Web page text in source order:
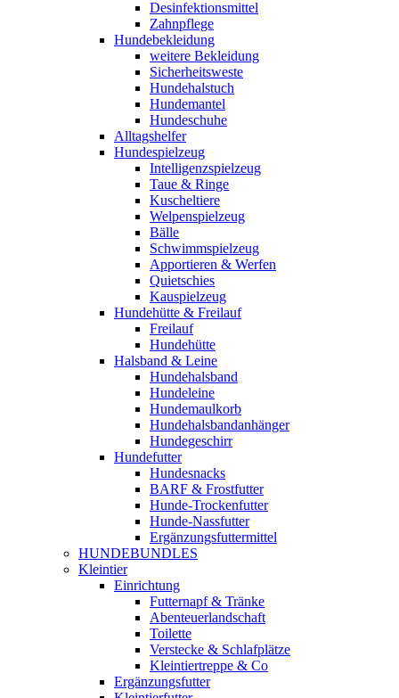
Desinfektionsmittel
Zahnpflege
Hundebekleidung
weitere Bekleidung
Sicherheitsweste
Hundehalstuch
Hundemantel
Hundeschuhe
Alltagshelfer
Hundespielzeug
Intelligenzspielzeug
Taue & Ringe
Kuscheltiere
Welpenspielzeug
Bälle
Schwimmspielzeug
Apportieren & Werfen
Quietschies
Kauspielzeug
Hundehütte & Freilauf
Freilauf
Hundehütte
Halsband & Leine
Hundehalsband
Hundeleine
Hundemaulkorb
Hundehalsbandanhänger
Hundegeschirr
Hundefutter
Hundesnacks
BARF & Frostfutter
Hunde-Trockenfutter
Hunde-Nassfutter
Ergänzungsfuttermittel
HUNDEBUNDLES
Kleintier
Einrichtung
Futternapf & Tränke
Abenteuerlandschaft
Toilette
Verstecke & Schlafplätze
Kleintiertreppe & Co
Ergänzungsfutter